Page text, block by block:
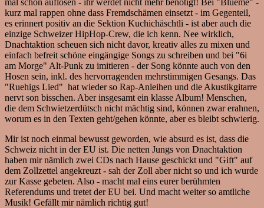
mal schön auflösen - ihr werdet nicht mehr benötigt! Bei "Blueme" -
kurz mal rappen ohne dass Fremdschämen einsetzt - im Gegenteil,
es erinnert positiv an die Sektion Kuchichäschtli - ist aber auch die
einzige Schweizer HipHop-Crew, die ich kenn. Nee wirklich,
Dnachtaktion scheuen sich nicht davor, kreativ alles zu mixen und
einfach befreit schöne eingängige Songs zu schreiben und bei "6i
am Morge" Alt-Punk zu imitieren - der Song könnte auch von den
Hosen sein, inkl. des hervorragenden mehrstimmigen Gesangs. Das
"Ruehigs Lied" hat wieder so Rap-Anleihen und die Akustikgitarre
nervt son bisschen. Aber insgesamt ein klasse Album! Menschen,
die dem Schwietzerdütsch nicht mächtig sind, können zwar erahnen,
worum es in den Texten geht/gehen könnte, aber es bleibt schwierig.
Mir ist noch einmal bewusst geworden, wie absurd es ist, dass die
Schweiz nicht in der EU ist. Die netten Jungs von Dnachtaktion
haben mir nämlich zwei CDs nach Hause geschickt und "Gift" auf
dem Zollzettel angekreuzt - sah der Zoll aber nicht so und ich wurde
zur Kasse gebeten. Also - macht mal eins eurer berühmten
Referendums und tretet der EU bei. Und macht weiter so amtliche
Musik! Gefällt mir nämlich richtig gut!